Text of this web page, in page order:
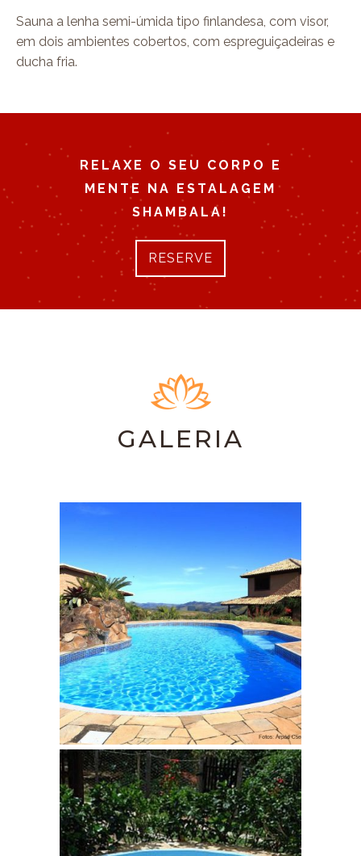
Sauna a lenha semi-úmida tipo finlandesa, com visor,
em dois ambientes cobertos, com espreguiçadeiras e
ducha fria.
RELAXE O SEU CORPO E
MENTE NA ESTALAGEM
SHAMBALA!
RESERVE
GALERIA